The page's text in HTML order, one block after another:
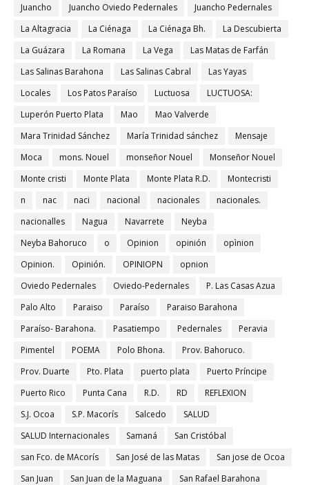
Juancho
Juancho Oviedo Pedernales
Juancho Pedernales
La Altagracia
La Ciénaga La Ciénaga Bh.
La Descubierta
La Guázara
La Romana La Vega
Las Matas de Farfán
Las Salinas Barahona
Las Salinas Cabral
Las Yayas
Locales
Los Patos Paraíso Luctuosa
LUCTUOSA:
Luperón Puerto Plata
Mao
Mao Valverde
Mara Trinidad Sánchez
María Trinidad sánchez
Mensaje
Moca
mons. Nouel monseñor Nouel
Monseñor Nouel
Monte cristi
Monte Plata Monte Plata R.D.
Montecristi
n
nac naci nacional nacionales
nacionales.
nacionalles
Nagua Navarrete
Neyba
Neyba Bahoruco
o Opinion opinión
opìnion
Opinion.
Opinión. OPINIOPN
opnion
Oviedo Pedernales
Oviedo-Pedernales
P. Las Casas Azua
Palo Alto
Paraiso Paraíso
Paraiso Barahona
Paraíso- Barahona.
Pasatiempo Pedernales
Peravia
Pimentel
POEMA Polo Bhona.
Prov. Bahoruco.
Prov. Duarte
Pto. Plata puerto plata
Puerto Príncipe
Puerto Rico
Punta Cana R.D. RD
REFLEXION
S.J. Ocoa
S.P. Macorís Salcedo
SALUD
SALUD Internacionales
Samaná
San Cristóbal
san Fco. de MAcorís
San José de las Matas
San jose de Ocoa
San Juan
San Juan de la Maguana
San Rafael Barahona